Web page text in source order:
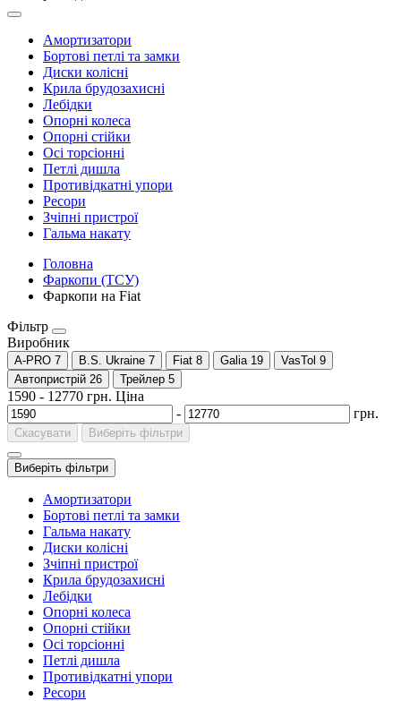
Амортизатори
Бортові петлі та замки
Диски колісні
Крила брудозахисні
Лебідки
Опорні колеса
Опорні стійки
Осі торсіонні
Петлі дишла
Противідкатні упори
Ресори
Зчіпні пристрої
Гальма накату
Головна
Фаркопи (ТСУ)
Фаркопи на Fiat
Фільтр
Виробник
A-PRO 7 B.S. Ukraine 7 Fiat 8 Galia 19 VasTol 9
Автопристрій 26 Трейлер 5
1590 - 12770 грн. Ціна
-
грн.
Скасувати Виберіть фільтри
Виберіть фільтри
Амортизатори
Бортові петлі та замки
Гальма накату
Диски колісні
Зчіпні пристрої
Крила брудозахисні
Лебідки
Опорні колеса
Опорні стійки
Осі торсіонні
Петлі дишла
Противідкатні упори
Ресори